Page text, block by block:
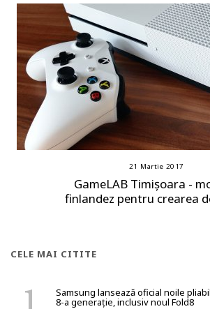
21 Martie 2017
GameLAB Timișoara -
finlandez pentru crearea
CELE MAI CITITE
Samsung lansează oficial noile
8-a generație, inclusiv noul Fold8